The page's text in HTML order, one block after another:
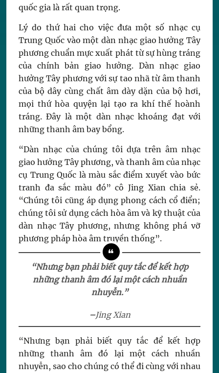
quốc gia là rất quan trọng.
Lý do thứ hai cho việc đưa một số nhạc cụ
Trung Quốc vào một dàn nhạc giao hưởng Tây
phương chuẩn mực xuất phát từ sự hùng tráng
của chính bản giao hưởng. Dàn nhạc giao
hưởng Tây phương với sự tao nhã từ âm thanh
của bộ dây cùng chất âm dày dặn của bộ hơi,
mọi thứ hòa quyện lại tạo ra khí thế hoành
tráng. Đây là một dàn nhạc khoáng đạt với
những thanh âm bay bổng.
“Dàn nhạc của chúng tôi dựa trên âm nhạc
giao hưởng Tây phương, và thanh âm của nhạc
cụ Trung Quốc là màu sắc điểm xuyết vào bức
tranh đa sắc màu đó” cô Jing Xian chia sẻ.
“Chúng tôi cũng áp dụng phong cách cổ điển;
chúng tôi sử dụng cách hòa âm và kỹ thuật của
dàn nhạc Tây phương, nhưng không phá vỡ
phương pháp hòa âm truyền thống”.
“Nhưng bạn phải biết quy tắc để kết hợp
những thanh âm đó lại một cách nhuần
nhuyễn.”
–Jing Xian
“Nhưng bạn phải biết quy tắc để kết hợp
những thanh âm đó lại một cách nhuần
nhuyễn, sao cho chúng có thể đi cùng với nhau